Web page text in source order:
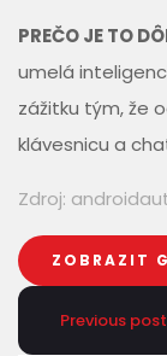
PREČO JE TO
umelá
zážitku tým, že
klávesnicu a
Zdroj:
ZOBRAZIT
Previous post